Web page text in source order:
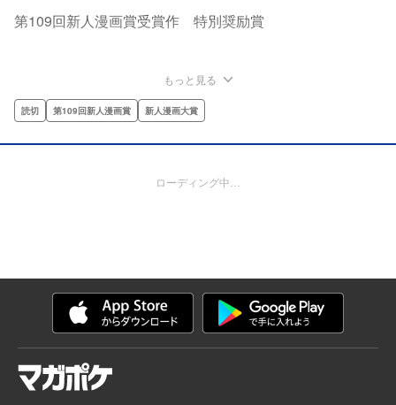
第109回新人漫画賞受賞作 特別奨励賞
もっと見る
読切 第109回新人漫画賞 新人漫画大賞
ローディング中…